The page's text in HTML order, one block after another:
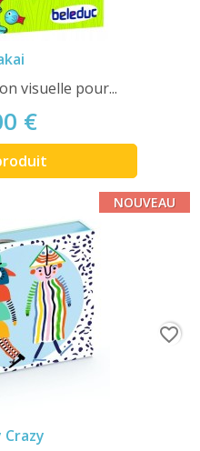
visuelle pour...
€
Crazy
NOUVEAU
favorite_border